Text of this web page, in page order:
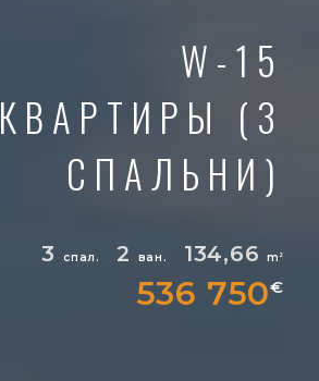
W-15
КВАРТИРЫ (3
СПАЛЬНИ)
3 спал. 2 ван. 134,66m2
536 750€